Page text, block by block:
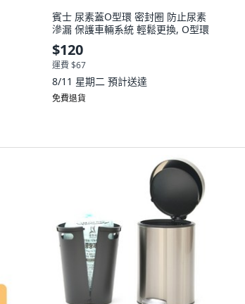
賓士 尿素蓋O型環 密封圈 防止尿素
滲漏 保護車輛系統 輕鬆更換, O型環
$120
運費 $67
8/11 星期二 預計送達
免費退貨